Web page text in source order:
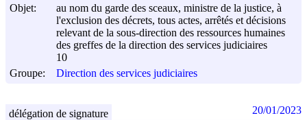
Objet:
au nom du garde des sceaux, ministre de la justice, à
l'exclusion des décrets, tous actes, arrêtés et décisions
relevant de la sous-direction des ressources humaines
des greffes de la direction des services judiciaires
10
Groupe:
Direction des services judiciaires
délégation de signature 20/01/2023